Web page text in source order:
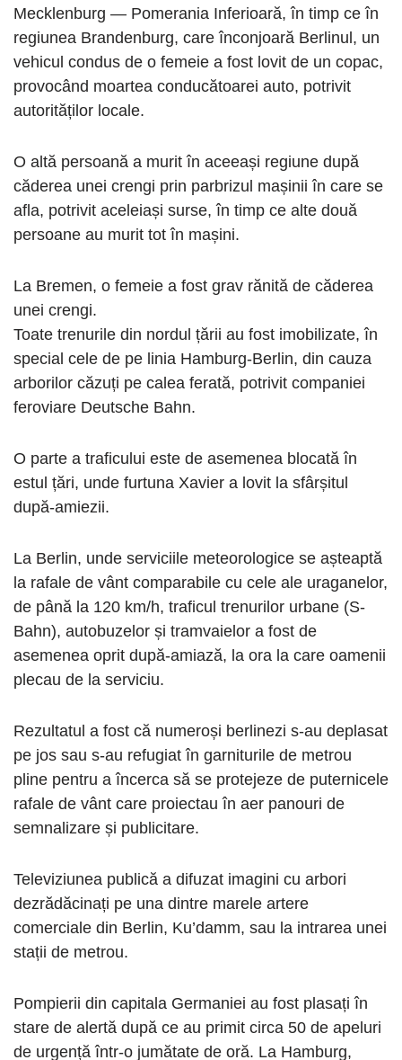
Mecklenburg — Pomerania Inferioară, în timp ce în
regiunea Brandenburg, care înconjoară Berlinul, un
vehicul condus de o femeie a fost lovit de un copac,
provocând moartea conducătoarei auto, potrivit
autorităților locale.
O altă persoană a murit în aceeași regiune după
căderea unei crengi prin parbrizul mașinii în care se
afla, potrivit aceleiași surse, în timp ce alte două
persoane au murit tot în mașini.
La Bremen, o femeie a fost grav rănită de căderea
unei crengi.
Toate trenurile din nordul țării au fost imobilizate, în
special cele de pe linia Hamburg-Berlin, din cauza
arborilor căzuți pe calea ferată, potrivit companiei
feroviare Deutsche Bahn.
O parte a traficului este de asemenea blocată în
estul țări, unde furtuna Xavier a lovit la sfârșitul
după-amiezii.
La Berlin, unde serviciile meteorologice se așteaptă
la rafale de vânt comparabile cu cele ale uraganelor,
de până la 120 km/h, traficul trenurilor urbane (S-
Bahn), autobuzelor și tramvaielor a fost de
asemenea oprit după-amiază, la ora la care oamenii
plecau de la serviciu.
Rezultatul a fost că numeroși berlinezi s-au deplasat
pe jos sau s-au refugiat în garniturile de metrou
pline pentru a încerca să se protejeze de puternicele
rafale de vânt care proiectau în aer panouri de
semnalizare și publicitare.
Televiziunea publică a difuzat imagini cu arbori
dezrădăcinați pe una dintre marele artere
comerciale din Berlin, Ku’damm, sau la intrarea unei
stații de metrou.
Pompierii din capitala Germaniei au fost plasați în
stare de alertă după ce au primit circa 50 de apeluri
de urgență într-o jumătate de oră. La Hamburg,